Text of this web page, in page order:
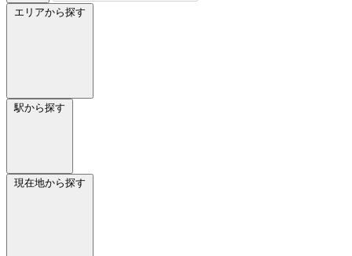
エリアから探す
駅から探す
現在地から探す